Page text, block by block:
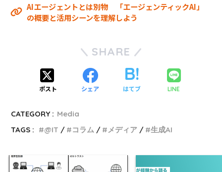
AIエージェントとは別物 「エージェンティックAI」
の概要と活用シーンを理解しよう
SHARE
ポスト シェア はてブ LINE
CATEGORY : Media
TAGS :
@IT コラム メディア 生成AI